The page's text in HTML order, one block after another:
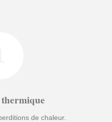
de chaleur.